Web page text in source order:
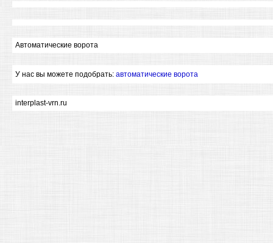
Автоматические ворота
У нас вы можете подобрать: автоматические ворота
interplast-vrn.ru